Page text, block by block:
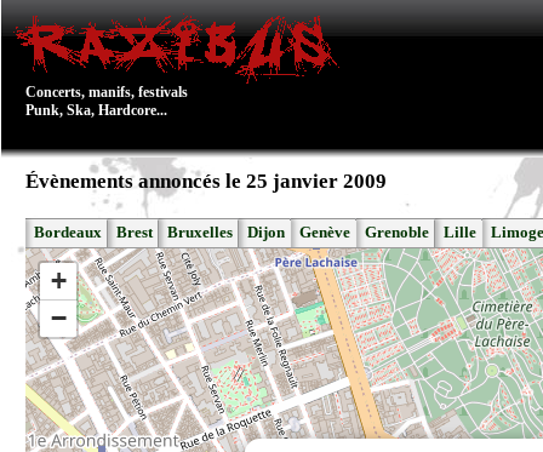
Concerts, manifs, festivals
Punk, Ska, Hardcore...
Évènements annoncés le 25 janvier 2009
Bordeaux Brest Bruxelles Dijon Genève Grenoble Lille
+
−